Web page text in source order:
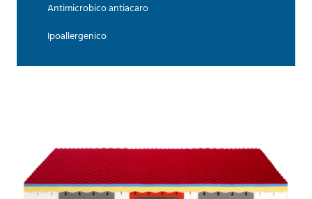
Antimicrobico antiacaro
Ipoallergenico